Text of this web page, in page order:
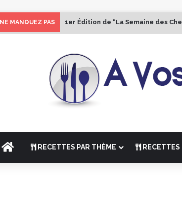
NE MANQUEZ PAS 1er Édition de “La Semaine des
ACCUEILRECETTES PAR THÈME RECETTES